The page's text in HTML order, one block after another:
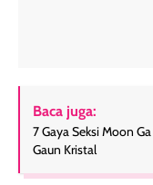
Baca juga:
7 Gaya Seksi Moon
Gaun Kristal